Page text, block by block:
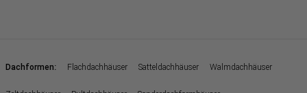
Dachformen: Flachdachhäuser Satteldachhäuser Walmdachhäuser